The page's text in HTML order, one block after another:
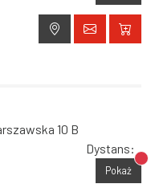
10 B
Dystans:
Pokaż